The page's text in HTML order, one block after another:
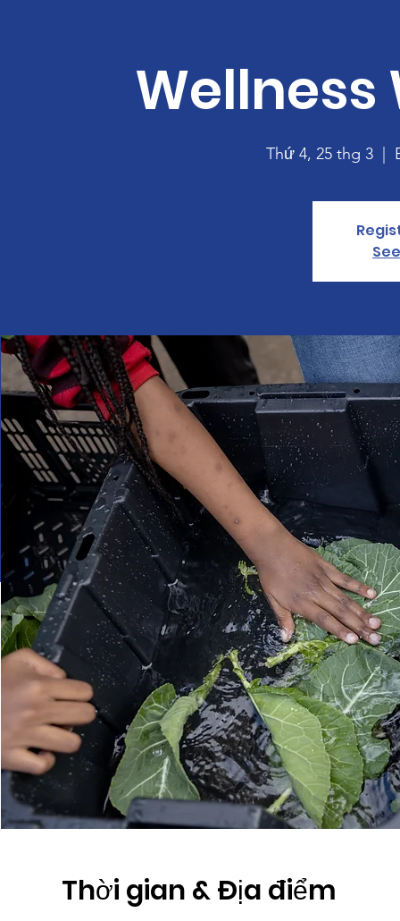
Wellness
Thứ 4, 25 thg 3
  |
Thời gian & Địa điểm